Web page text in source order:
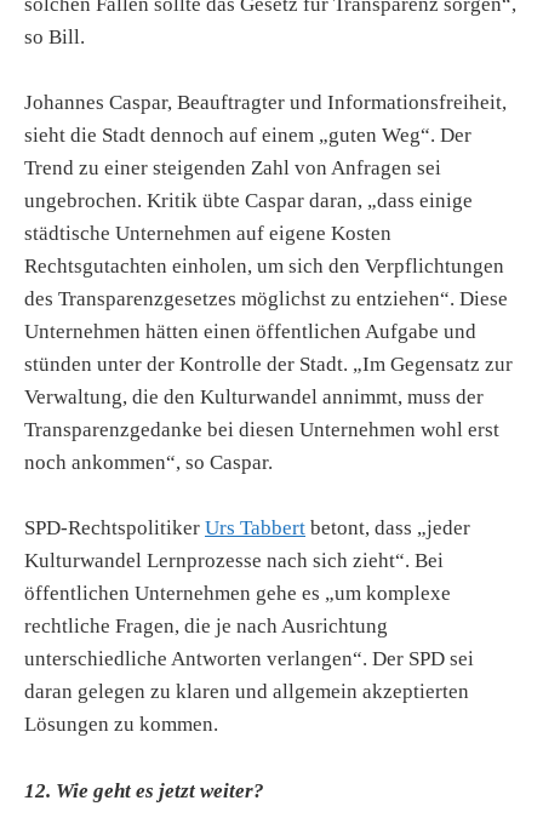
so Bill.
Johannes Caspar, Beauftragter und Informationsfreiheit,
sieht die Stadt dennoch auf einem „guten Weg“. Der
Trend zu einer steigenden Zahl von Anfragen sei
ungebrochen. Kritik übte Caspar daran, „dass einige
städtische Unternehmen auf eigene Kosten
Rechtsgutachten einholen, um sich den Verpflichtungen
des Transparenzgesetzes möglichst zu entziehen“. Diese
Unternehmen hätten einen öffentlichen Aufgabe und
stünden unter der Kontrolle der Stadt. „Im Gegensatz zur
Verwaltung, die den Kulturwandel annimmt, muss der
Transparenzgedanke bei diesen Unternehmen wohl erst
noch ankommen“, so Caspar.
SPD-Rechtspolitiker Urs Tabbert betont, dass „jeder
Kulturwandel Lernprozesse nach sich zieht“. Bei
öffentlichen Unternehmen gehe es „um komplexe
rechtliche Fragen, die je nach Ausrichtung
unterschiedliche Antworten verlangen“. Der SPD sei
daran gelegen zu klaren und allgemein akzeptierten
Lösungen zu kommen.
12. Wie geht es jetzt weiter?